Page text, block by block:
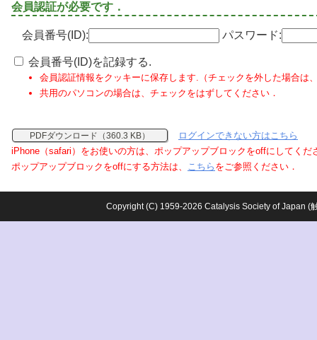
会員認証が必要です．
会員番号(ID): パスワード:
会員番号(ID)を記録する.
会員認証情報をクッキーに保存します.（チェックを外した場合は
共用のパソコンの場合は、チェックをはずしてください．
PDFダウンロード（360.3 KB）
ログインできない方はこちら
iPhone（safari）をお使いの方は、ポップアップブロックをoffにしてくだ
ポップアップブロックをoffにする方法は、 こちら をご参照ください．
Copyright (C) 1959-2026 Catalysis Society of Japan (